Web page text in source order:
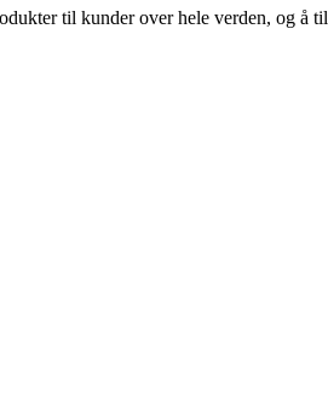
til kunder over hele verden, og å